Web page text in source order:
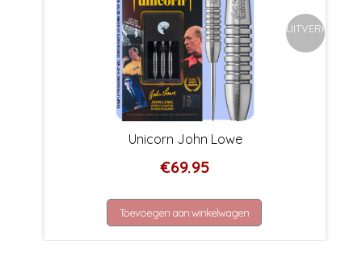
UITVERKOCHT
Unicorn John Lowe
€69.95
Toevoegen aan winkelwagen